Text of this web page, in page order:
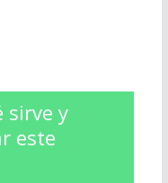
sirve y
este